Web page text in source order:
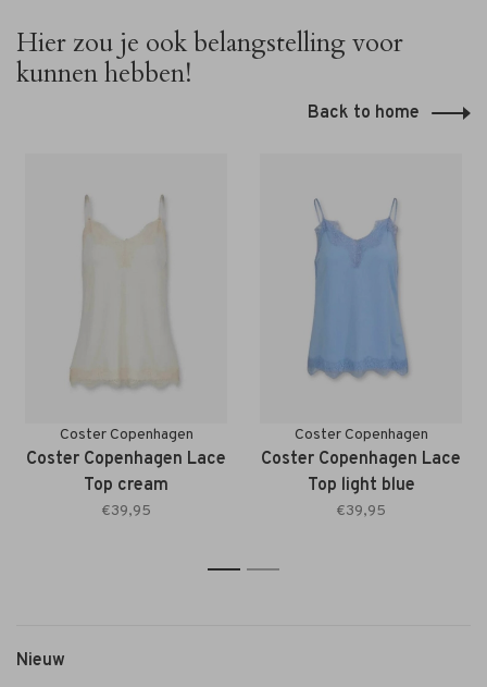
Hier zou je ook belangstelling voor
kunnen hebben!
Back to home
Coster Copenhagen
Coster Copenhagen Lace
Top cream
€39,95
Coster Copenhagen
Coster Copenhagen Lace
Top light blue
€39,95
1 2
Nieuw